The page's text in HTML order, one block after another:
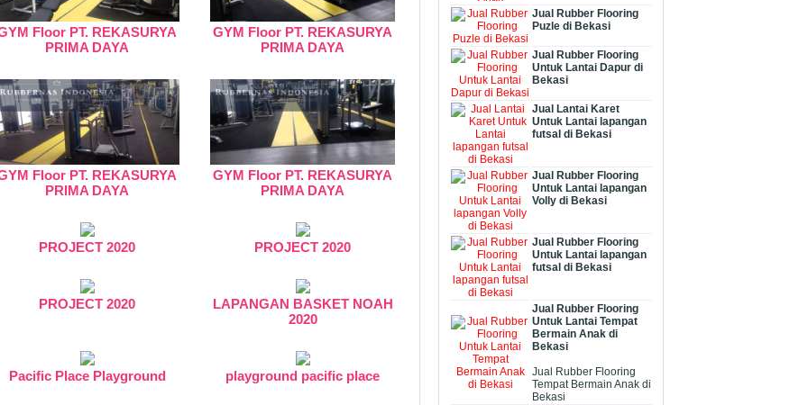
Floor PT. REKASURYA
PRIMA DAYA
GYM Floor PT. REKASURYA
PRIMA DAYA
Floor PT. REKASURYA
PRIMA DAYA
GYM Floor PT. REKASURYA
PRIMA DAYA
PROJECT 2020 PROJECT 2020
PROJECT 2020
LAPANGAN BASKET NOAH
2020
Pacific Place Playground playground pacific place
Jual Rubber Flooring
Puzle di Bekasi
Jual Rubber Flooring
Untuk Lantai Dapur di
Bekasi
Jual Lantai Karet
Untuk Lantai lapangan
futsal di Bekasi
Jual Rubber Flooring
Untuk Lantai lapangan
Volly di Bekasi
Jual Rubber Flooring
Untuk Lantai lapangan
futsal di Bekasi
Jual Rubber Flooring
Untuk Lantai Tempat
Bermain Anak di
Bekasi
Jual Rubber Flooring
Tempat Bermain Anak di
Bekasi